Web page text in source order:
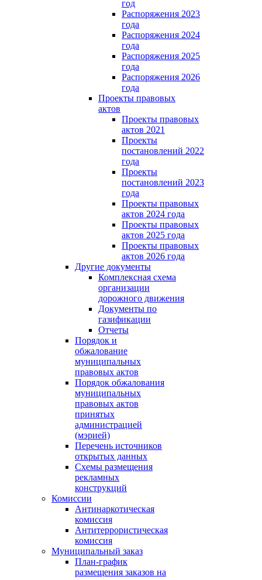
год
Распоряжения 2023
года
Распоряжения 2024
года
Распоряжения 2025
года
Распоряжения 2026
года
Проекты правовых
актов
Проекты правовых
актов 2021
Проекты
постановлений 2022
года
Проекты
постановлений 2023
года
Проекты правовых
актов 2024 года
Проекты правовых
актов 2025 года
Проекты правовых
актов 2026 года
Другие документы
Комплексная схема
организации
дорожного движения
Документы по
газификации
Отчеты
Порядок и
обжалование
муниципальных
правовых актов
Порядок обжалования
муниципальных
правовых актов
принятых
администрацией
(мэрией)
Перечень источников
открытых данных
Схемы размещения
рекламных
конструкций
Комиссии
Антинаркотическая
комиссия
Антитеррористическая
комиссия
Муниципальный заказ
План-график
размещения заказов на